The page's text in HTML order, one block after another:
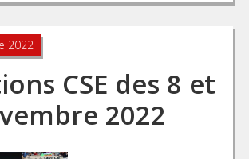
2022
CSE des 8 et
2022